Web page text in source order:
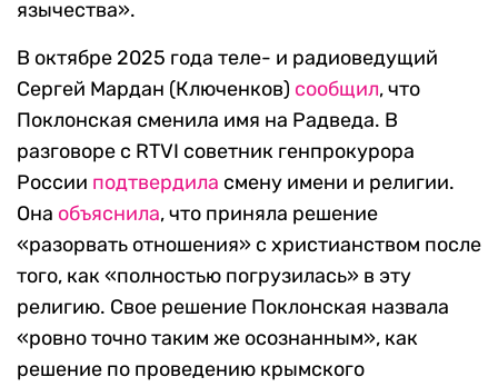
язычества».
В октябре 2025 года теле- и радиоведущий
Сергей Мардан (Ключенков) сообщил, что
Поклонская сменила имя на Радведа. В
разговоре с RTVI советник генпрокурора
России подтвердила смену имени и религии.
Она объяснила, что приняла решение
«разорвать отношения» с христианством после
того, как «полностью погрузилась» в эту
религию. Свое решение Поклонская назвала
«ровно точно таким же осознанным», как
решение по проведению крымского